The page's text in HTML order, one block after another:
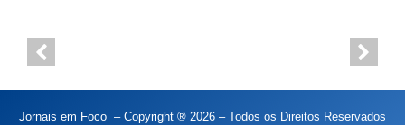
Jornais em Foco – Copyright ® 2026 – Todos os Direitos Reservados